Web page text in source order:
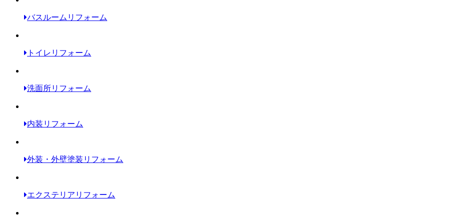
バスルームリフォーム
トイレリフォーム
洗面所リフォーム
内装リフォーム
外装・外壁塗装リフォーム
エクステリアリフォーム